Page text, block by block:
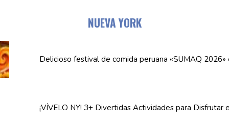
NUEVA YORK
Delicioso festival de comida peruana «SUMAQ
¡VÍVELO NY! 3+ Divertidas Actividadespara Disfrutar